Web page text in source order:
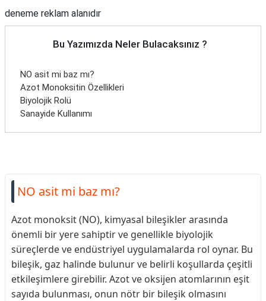
deneme reklam alanıdır
Bu Yazımızda Neler Bulacaksınız ?
NO asit mi baz mı?
Azot Monoksitin Özellikleri
Biyolojik Rolü
Sanayide Kullanımı
NO asit mi baz mı?
Azot monoksit (NO), kimyasal bileşikler arasında
önemli bir yere sahiptir ve genellikle biyolojik
süreçlerde ve endüstriyel uygulamalarda rol oynar. Bu
bileşik, gaz halinde bulunur ve belirli koşullarda çeşitli
etkileşimlere girebilir. Azot ve oksijen atomlarının eşit
sayıda bulunması, onun nötr bir bileşik olmasını